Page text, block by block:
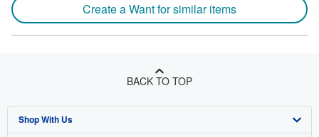
Create a Want for similar items
BACK TO TOP
Shop With Us